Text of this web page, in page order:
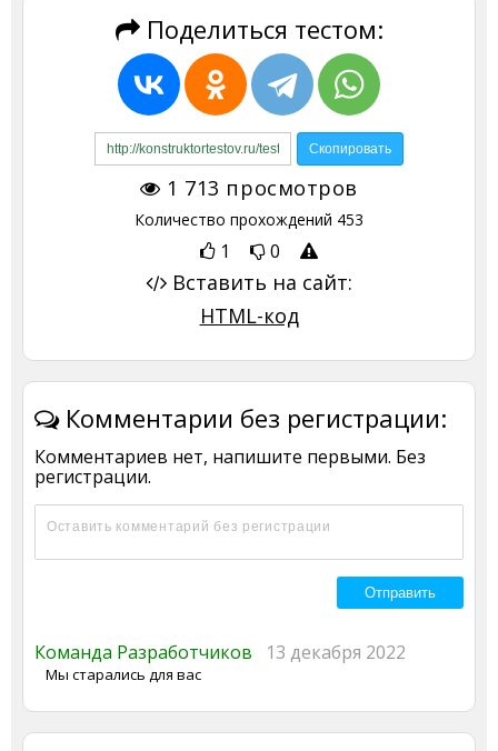
Поделиться тестом:
1 713 просмотров
Количество прохождений 453
1 0
Вставить на сайт:
HTML-код
Комментарии без регистрации:
Комментариев нет, напишите первыми. Без
регистрации.
Команда Разработчиков 13 декабря 2022
Мы старались для вас